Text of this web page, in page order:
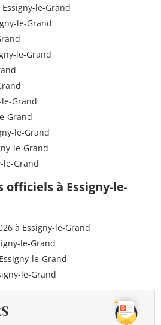
le-Grand
le-Grand
le-Grand
le-Grand
Grand
le-Grand
le-Grand
le-Grand
à Essigny-le-
à Essigny-le-Grand
le-Grand
le-Grand
le-Grand